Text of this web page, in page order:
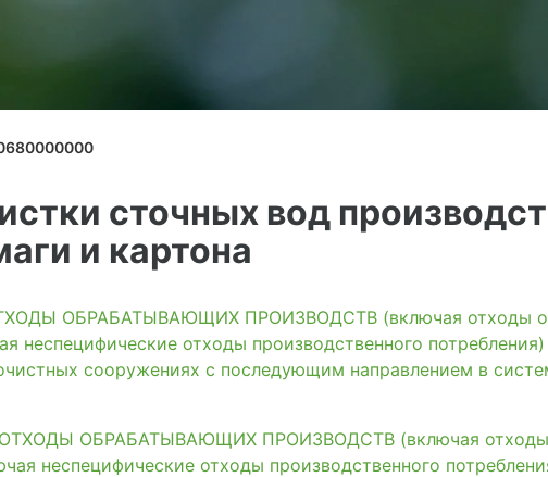
сточных вод
и картона
ОБРАБАТЫВАЮЩИХ ПРОИЗВОДСТВ (включая отходы
неспецифические отходы производственного
сооружениях с последующим направлением в
ОБРАБАТЫВАЮЩИХ ПРОИЗВОДСТВ (включая отходы
неспецифические отходы производственного